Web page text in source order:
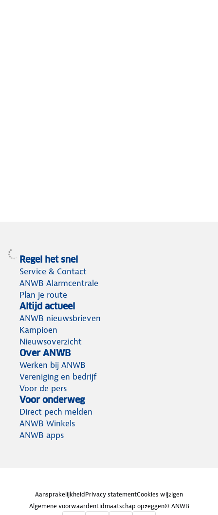
Regel het snel
Service & Contact
ANWB Alarmcentrale
Plan je route
Altijd actueel
ANWB nieuwsbrieven
Kampioen
Nieuwsoverzicht
Over ANWB
Werken bij ANWB
Vereniging en bedrijf
Voor de pers
Voor onderweg
Direct pech melden
ANWB Winkels
ANWB apps
AansprakelijkheidPrivacy statementCookies wijzigen
Algemene voorwaardenLidmaatschap opzeggen© ANWB